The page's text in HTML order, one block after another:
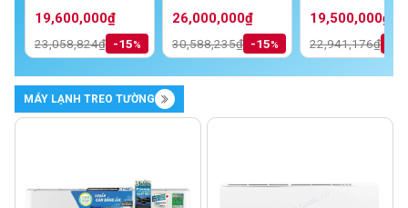
19,600,000₫
23,058,824₫ -15
26,000,000₫
30,588,235₫ -15
19,500,000₫
22,941,176₫
MÁY LẠNH TREO TƯỜNG